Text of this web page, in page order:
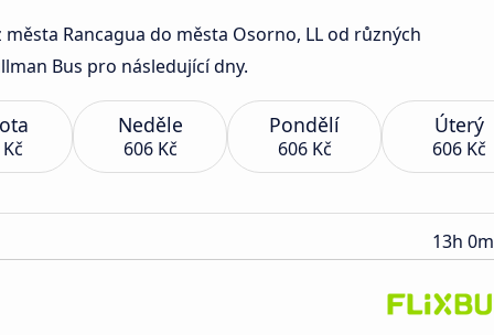
Rancagua do města Osorno, LL od různých
Bus pro následující dny.
Neděle
606 Kč
Pondělí
606 Kč
Úterý
606 Kč
13h 0m